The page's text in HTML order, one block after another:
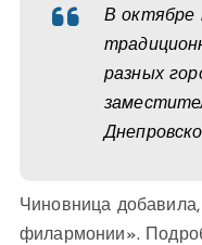
В октябре
разных
Чиновница
филармонии».